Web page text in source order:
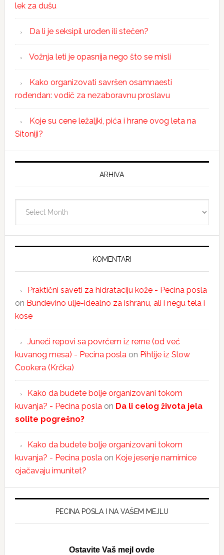
lek za dušu
Da li je seksipil urođen ili stečen?
Vožnja leti je opasnija nego što se misli
Kako organizovati savršen osamnaesti
rođendan: vodič za nezaboravnu proslavu
Koje su cene ležaljki, pića i hrane ovog leta na
Sitoniji?
ARHIVA
KOMENTARI
Praktični saveti za hidrataciju kože - Pecina posla
on Bundevino ulje-idealno za ishranu, ali i negu tela i
kose
Juneći repovi sa povrćem iz rerne (od već
kuvanog mesa) - Pecina posla on Pihtije iz Slow
Cookera (Krčka)
Kako da budete bolje organizovani tokom
kuvanja? - Pecina posla on Da li celog života jela
solite pogrešno?
Kako da budete bolje organizovani tokom
kuvanja? - Pecina posla on Koje jesenje namirnice
ojačavaju imunitet?
PECINA POSLA I NA VAŠEM MEJLU
Ostavite Vaš mejl ovde